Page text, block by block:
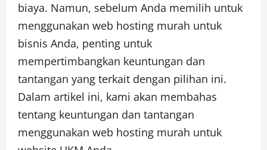
biaya. Namun, sebelum Anda memilih untuk
menggunakan web hosting murah untuk
bisnis Anda, penting untuk
mempertimbangkan keuntungan dan
tantangan yang terkait dengan pilihan ini.
Dalam artikel ini, kami akan membahas
tentang keuntungan dan tantangan
menggunakan web hosting murah untuk